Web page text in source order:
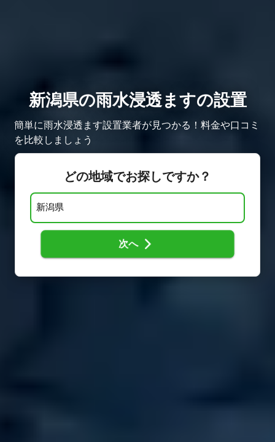
新潟県の雨水浸透ますの設置
簡単に雨水浸透ます設置業者が見つかる！料金や口コミ
を比較しましょう
どの地域でお探しですか？
次へ